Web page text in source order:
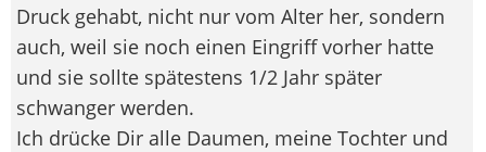
Druck gehabt, nicht nur vom Alter her, sondern
auch, weil sie noch einen Eingriff vorher hatte
und sie sollte spätestens 1/2 Jahr später
schwanger werden.
Ich drücke Dir alle Daumen, meine Tochter und